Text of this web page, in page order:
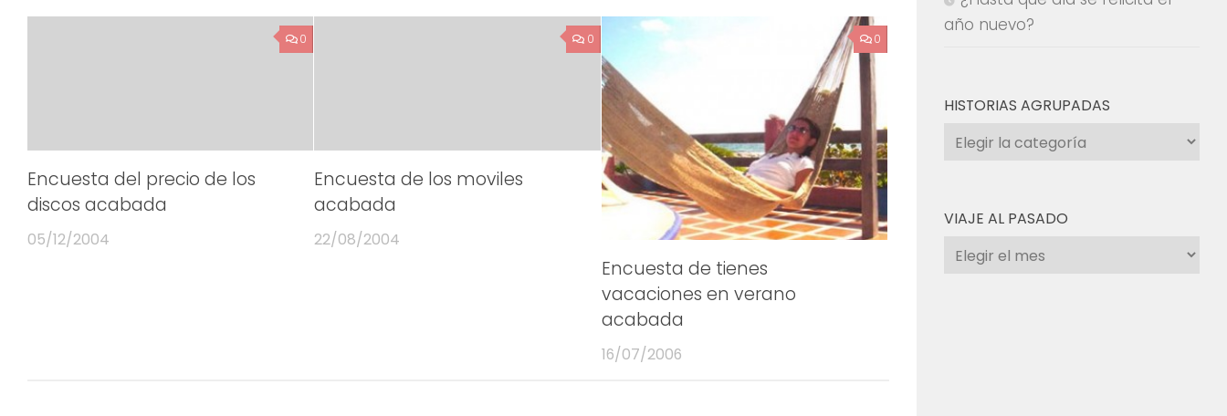
0
Encuesta del precio de los
discos acabada
05/12/2004
0
Encuesta de los moviles
acabada
22/08/2004
0
Encuesta de tienes
vacaciones en verano
acabada
16/07/2006
año nuevo?
HISTORIAS AGRUPADAS
Historias
agrupadas
VIAJE AL PASADO
Viaje